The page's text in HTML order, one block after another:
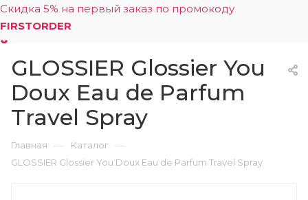
Скидка 5% на первый заказ по промокоду
FIRSTORDER
0
GLOSSIER Glossier You
Doux Eau de Parfum
Travel Spray
Главная — Каталог —
GLOSSIER Glossier You Doux Eau de Parfum Travel Spray